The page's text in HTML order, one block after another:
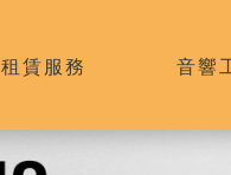
租賃服務 音響